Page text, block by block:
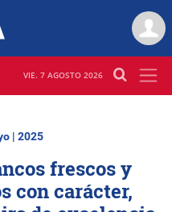
VIE. 7 AGOSTO 2026
| 2025
frescos y
con carácter,